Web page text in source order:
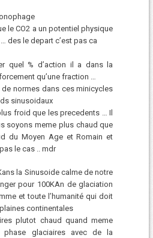
le CO2 a un potentiel physique
des le depart c’est pas ca
quel % d’action il a dans la
qu’une fraction …
de normes dans ces minicycles
sinusoidaux
froid que les precedents … Il
soyons meme plus chaud que
du Moyen Age et Romain et
le cas .. mdr
la Sinusoide calme de notre
pour 100KAn de glaciation
et toute l’humanité qui doit
continentales
plutot chaud quand meme
phase glaciaires avec de la